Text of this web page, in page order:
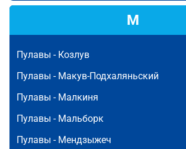
М
Пулавы - Козлув
Пулавы - Макув-Подхаляньский
Пулавы - Малкиня
Пулавы - Мальборк
Пулавы - Мендзыжеч